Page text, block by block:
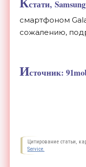
Кстати,
смартфоном
сожалению,
Источник:
Цитирование статьи,
Service.